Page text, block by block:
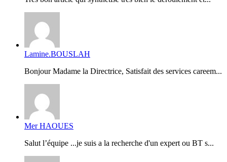
Lamine.BOUSLAH
Bonjour Madame la Directrice, Satisfait des services careem...
Mer HAOUES
Salut l’équipe ...je suis a la recherche d'un expert ou BT s...